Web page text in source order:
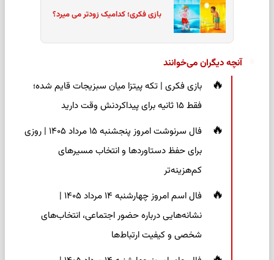
بازی فکری؛ کدامیک زودتر می میرد؟
آنچه دیگران می‌خوانند
بازی فکری | تکه پیتزا میان سبزیجات قایم شده؛
فقط ۱۵ ثانیه برای پیداکردنش وقت دارید
فال سرنوشت امروز پنجشنبه ۱۵ مرداد ۱۴۰۵ | روزی
برای حفظ دستاوردها و انتخاب مسیرهای
کم‌هزینه‌تر
فال اسم امروز چهارشنبه ۱۴ مرداد ۱۴۰۵ |
نشانه‌هایی درباره حضور اجتماعی، انتخاب‌های
شخصی و کیفیت ارتباط‌ها